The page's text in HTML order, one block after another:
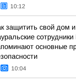
10:12
защитить свой дом
основные
10:04